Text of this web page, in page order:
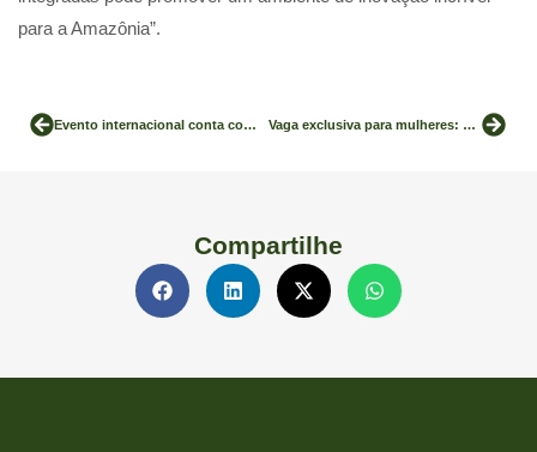
para a Amazônia”.
Evento internacional conta com inovações da RIOTERRA Vaga exclusiva para mulheres: Analista Administrativa com ênfase em Logística e Frota
Compartilhe